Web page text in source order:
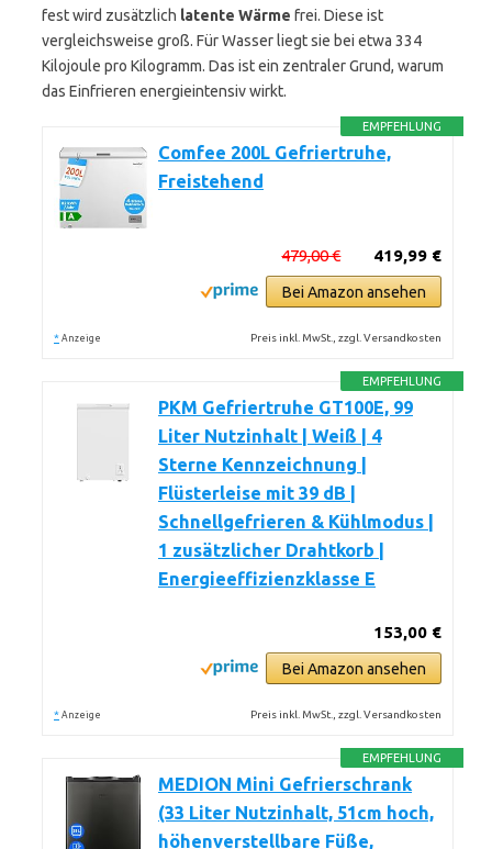
fest wird zusätzlich latente Wärme frei. Diese ist
vergleichsweise groß. Für Wasser liegt sie bei etwa 334
Kilojoule pro Kilogramm. Das ist ein zentraler Grund, warum
das Einfrieren energieintensiv wirkt.
EMPFEHLUNG
Comfee 200L Gefriertruhe,
Freistehend
419,99 €
479,00 €
Bei Amazon ansehen
* Anzeige Preis inkl. MwSt., zzgl. Versandkosten
EMPFEHLUNG
PKM Gefriertruhe GT100E, 99
Liter Nutzinhalt | Weiß | 4
Sterne Kennzeichnung |
Flüsterleise mit 39 dB |
Schnellgefrieren & Kühlmodus |
1 zusätzlicher Drahtkorb |
Energieeffizienzklasse E
153,00 €
Bei Amazon ansehen
* Anzeige Preis inkl. MwSt., zzgl. Versandkosten
EMPFEHLUNG
MEDION Mini Gefrierschrank
(33 Liter Nutzinhalt, 51cm hoch,
höhenverstellbare Füße,